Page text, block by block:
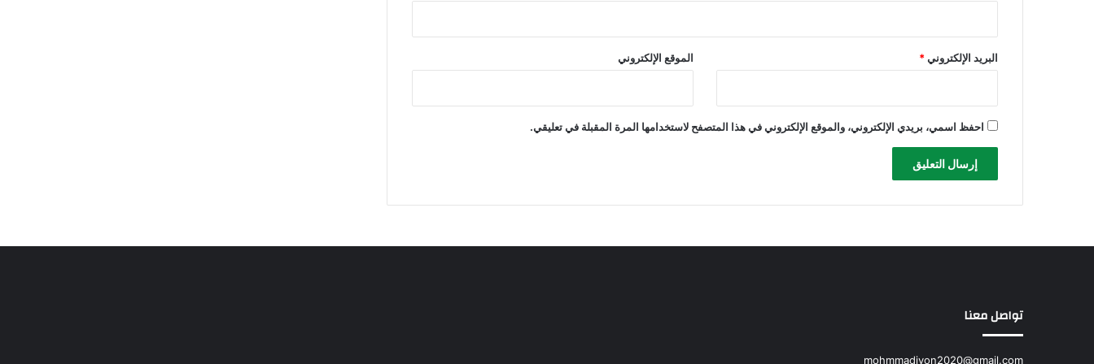
البريد الإلكتروني* الموقع الإلكتروني
احفظ اسمي، بريدي الإلكتروني، والموقع الإلكتروني في هذا المتصفح لاستخدامها المرة المقبلة في تعليقي.
تواصل معنا
mohmmadiyon2020@gmail.com